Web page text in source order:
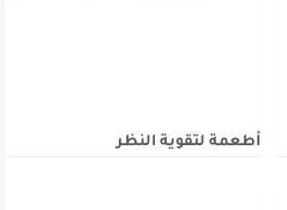
أطعمة لتقوية النظر